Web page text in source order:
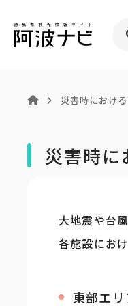
災害時におけ
災害時に
大地震や台
各施設にお
東部エリ